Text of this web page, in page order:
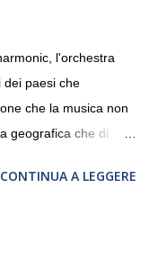
l'orchestra
dei paesi che
che la musica non
geografica che di
e toccherà, in
CONTINUA A LEGGERE